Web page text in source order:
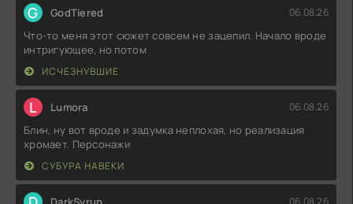
G GodTiered 06.08.26
Что-то меня этот сюжет совсем не зацепил. Начало вроде
интригующее, но потом
ИСЧЕЗНУВШИЕ
L Lumora 06.08.26
Блин, ну вот вроде и задумка неплохая, но реализация
хромает. Персонажи
СУБУРА НАВЕКИ